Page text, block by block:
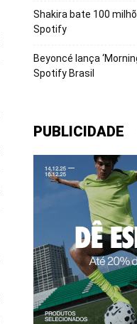
Shakira bate 100
Spotify
Beyoncé lança
Spotify Brasil
PUBLICIDADE